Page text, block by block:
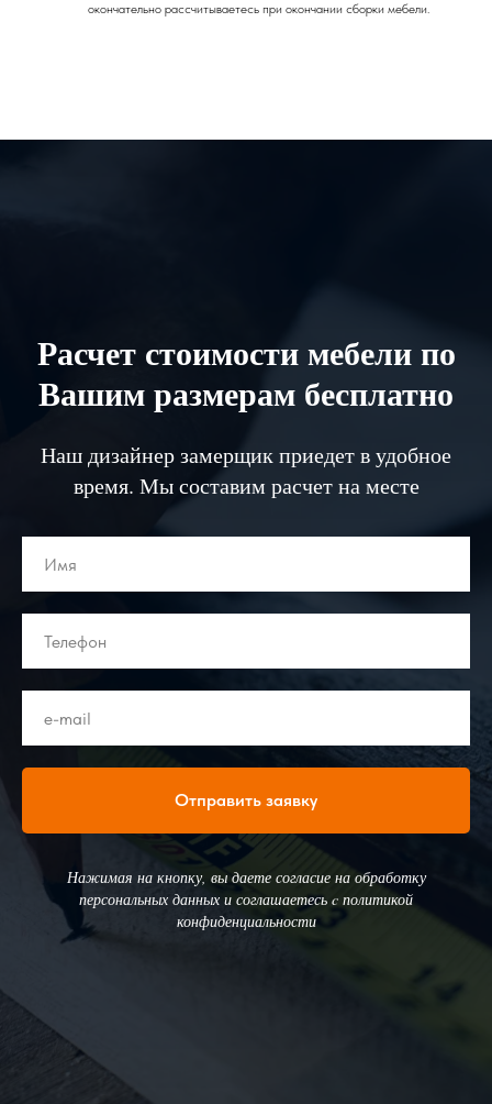
окончательно рассчитываетесь при окончании сборки мебели.
Расчет стоимости мебели по
Вашим размерам бесплатно
Наш дизайнер замерщик приедет в удобное
время. Мы составим расчет на месте
Отправить заявку
Нажимая на кнопку, вы даете согласие на обработку
персональных данных и соглашаетесь c политикой
конфиденциальности